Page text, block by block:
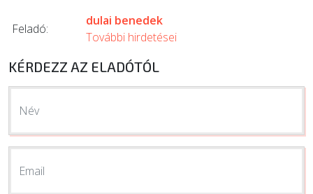
Feladó:
dulai benedek
További hirdetései
KÉRDEZZ AZ ELADÓTÓL
Név
Email